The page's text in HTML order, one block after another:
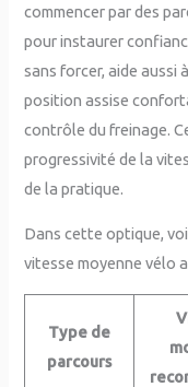
commencer par des
pour instaurer
sans forcer, aide aussi
position assise
contrôle du freinage.
progressivité de la
de la pratique.
Dans cette optique,
vitesse moyenne vélo
Type de
parcours